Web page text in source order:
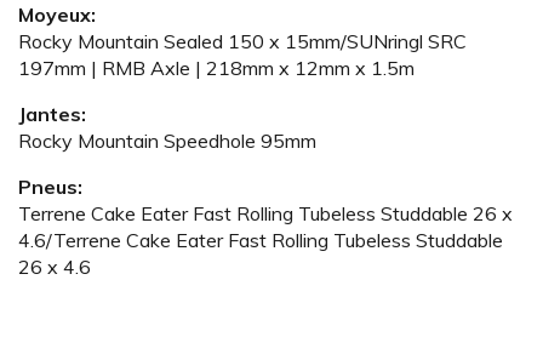
Moyeux:
Rocky Mountain Sealed 150 x 15mm/SUNringl SRC
197mm | RMB Axle | 218mm x 12mm x 1.5m
Jantes:
Rocky Mountain Speedhole 95mm
Pneus:
Terrene Cake Eater Fast Rolling Tubeless Studdable 26 x
4.6/Terrene Cake Eater Fast Rolling Tubeless Studdable
26 x 4.6